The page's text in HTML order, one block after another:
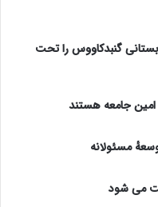
گنبدکاووس را تحت
جامعه هستند
مسئولانه
می شود